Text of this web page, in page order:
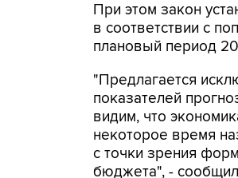
При этом закон
в соответствии с
плановый период
"Предлагается
показателей
видим, что
некоторое время
с точки зрения
бюджета", -